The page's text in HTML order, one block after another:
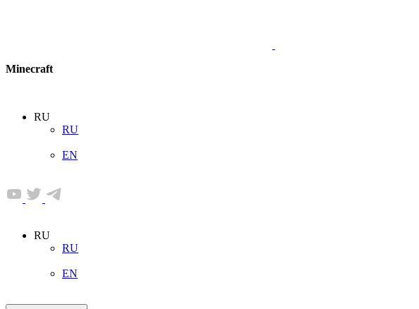
Minecraft
RU
RU
EN
RU
RU
EN